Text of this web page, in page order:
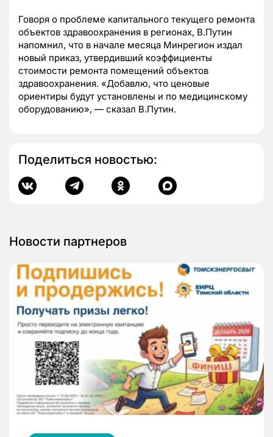
Говоря о проблеме капитального текущего ремонта
объектов здравоохранения в регионах, В.Путин
напомнил, что в начале месяца Минрегион издал
новый приказ, утвердивший коэффициенты
стоимости ремонта помещений объектов
здравоохранения. «Добавлю, что ценовые
ориентиры будут установлены и по медицинскому
оборудованию», — сказал В.Путин.
Поделиться новостью:
Новости партнеров